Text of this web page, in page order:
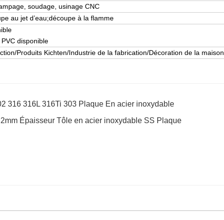
soudage, usinage CNC
au jet d’eau;découpe à la flamme
disponible
Produits Kichten/Industrie de la fabrication/Décoration de la maison
316 316L 316Ti 303 Plaque En acier inoxydable
Épaisseur Tôle en acier inoxydable SS Plaque